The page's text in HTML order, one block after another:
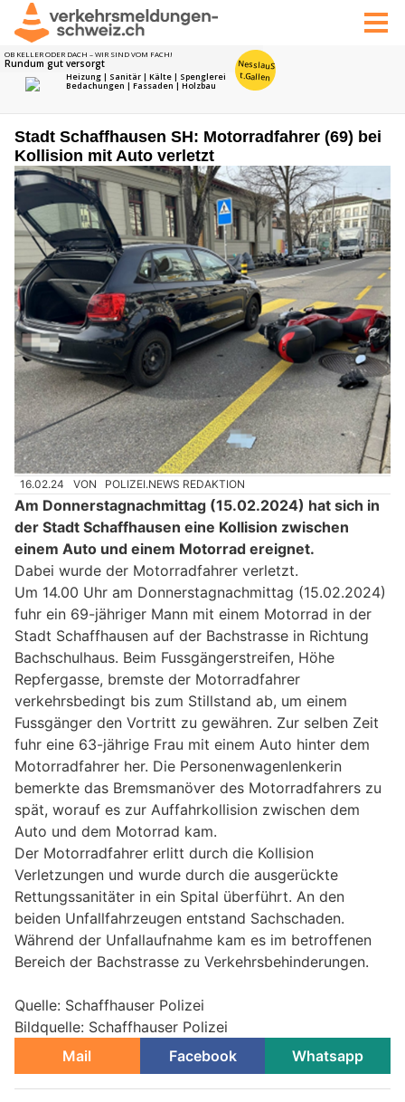
Stadt Schaffhausen SH: Motorradfahrer (69) bei
Kollision mit Auto verletzt
16.02.24 VON POLIZEI.NEWS REDAKTION
Am Donnerstagnachmittag (15.02.2024) hat sich in
der Stadt Schaffhausen eine Kollision zwischen
einem Auto und einem Motorrad ereignet.
Dabei wurde der Motorradfahrer verletzt.
Um 14.00 Uhr am Donnerstagnachmittag (15.02.2024)
fuhr ein 69-jähriger Mann mit einem Motorrad in der
Stadt Schaffhausen auf der Bachstrasse in Richtung
Bachschulhaus. Beim Fussgängerstreifen, Höhe
Repfergasse, bremste der Motorradfahrer
verkehrsbedingt bis zum Stillstand ab, um einem
Fussgänger den Vortritt zu gewähren. Zur selben Zeit
fuhr eine 63-jährige Frau mit einem Auto hinter dem
Motorradfahrer her. Die Personenwagenlenkerin
bemerkte das Bremsmanöver des Motorradfahrers zu
spät, worauf es zur Auffahrkollision zwischen dem
Auto und dem Motorrad kam.
Der Motorradfahrer erlitt durch die Kollision
Verletzungen und wurde durch die ausgerückte
Rettungssanitäter in ein Spital überführt. An den
beiden Unfallfahrzeugen entstand Sachschaden.
Während der Unfallaufnahme kam es im betroffenen
Bereich der Bachstrasse zu Verkehrsbehinderungen.
Quelle: Schaffhauser Polizei
Bildquelle: Schaffhauser Polizei
Mail
Facebook Whatsapp